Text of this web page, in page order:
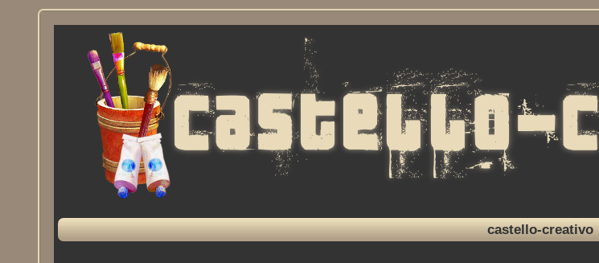
castello-creativo